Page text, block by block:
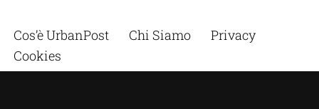
Cos’è UrbanPost Chi Siamo
Privacy
Cookies